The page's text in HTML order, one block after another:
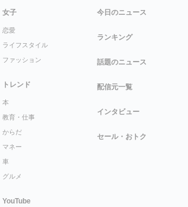
女子
恋愛
ライフスタイル
ファッション
トレンド
本
教育・仕事
からだ
マネー
車
グルメ
YouTube
今日のニュース
ランキング
話題のニュース
配信元一覧
インタビュー
セール・おトク